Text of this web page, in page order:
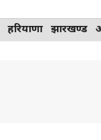
हरियाणा झारखण्ड